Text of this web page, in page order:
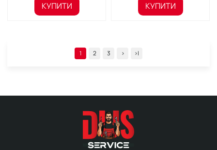
КУПИТИ КУПИТИ
1 2 3 > >|